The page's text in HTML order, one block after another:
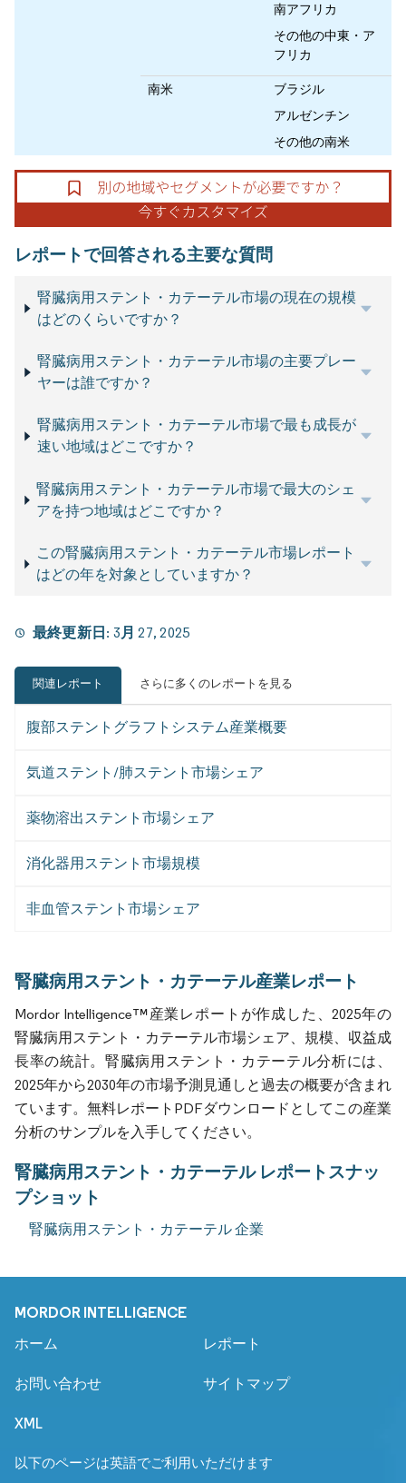
南アフリカ
その他の中東・ア
フリカ
南米
ブラジル
アルゼンチン
その他の南米
レポートで回答される主要な質問
腎臓病用ステント・カテーテル市場の現在の規模
はどのくらいですか？
腎臓病用ステント・カテーテル市場の主要プレー
ヤーは誰ですか？
腎臓病用ステント・カテーテル市場で最も成長が
速い地域はどこですか？
腎臓病用ステント・カテーテル市場で最大のシェ
アを持つ地域はどこですか？
この腎臓病用ステント・カテーテル市場レポート
はどの年を対象としていますか？
最終更新日: 3月 27, 2025
関連レポート さらに多くのレポートを見る
腹部ステントグラフトシステム産業概要
気道ステント/肺ステント市場シェア
薬物溶出ステント市場シェア
消化器用ステント市場規模
非血管ステント市場シェア
腎臓病用ステント・カテーテル産業レポート
Mordor Intelligence™産業レポートが作成した、2025年の
腎臓病用ステント・カテーテル市場シェア、規模、収益成
長率の統計。腎臓病用ステント・カテーテル分析には、
2025年から2030年の市場予測見通しと過去の概要が含まれ
ています。無料レポートPDFダウンロードとしてこの産業
分析のサンプルを入手してください。
腎臓病用ステント・カテーテル レポートスナッ
プショット
腎臓病用ステント・カテーテル 企業
MORDOR INTELLIGENCE
ホーム レポート
お問い合わせ サイトマップ
XML
以下のページは英語でご利用いただけます